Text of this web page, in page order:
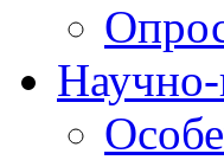
Научно-